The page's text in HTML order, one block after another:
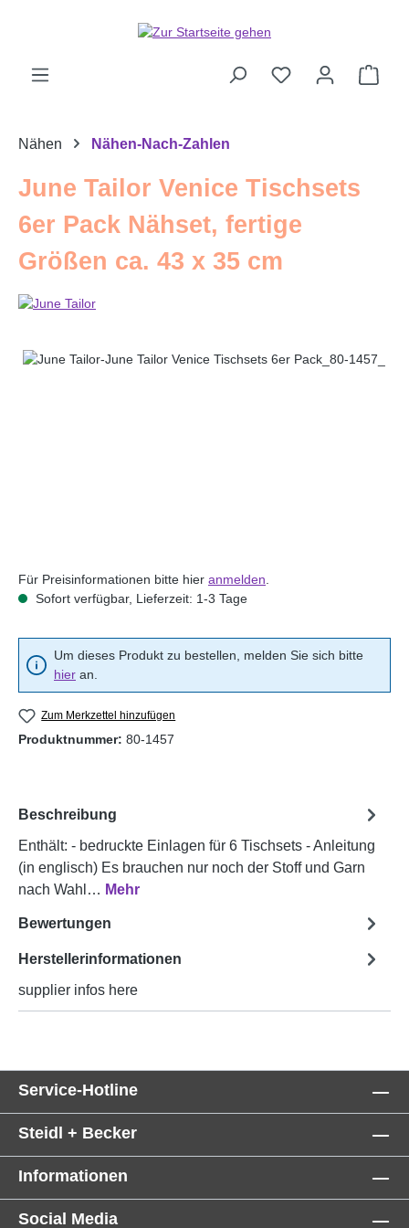
Nähen Nähen-Nach-Zahlen
June Tailor Venice Tischsets
6er Pack Nähset, fertige
Größen ca. 43 x 35 cm
Bildergalerie überspringen
Für Preisinformationen bitte hier anmelden
Sofort verfügbar, Lieferzeit: 1-3 Tage
Um dieses Produkt zu bestellen, melden Sie sich bitte
hier an.
Zum Merkzettel hinzufügen
Produktnummer: 80-1457
Beschreibung
Enthält: - bedruckte Einlagen für 6 Tischsets - Anleitung
(in englisch) Es brauchen nur noch der Stoff und Garn
nach Wahl… Mehr
Bewertungen
Herstellerinformationen
supplier infos here
Service-Hotline
Steidl + Becker
Informationen
Social Media